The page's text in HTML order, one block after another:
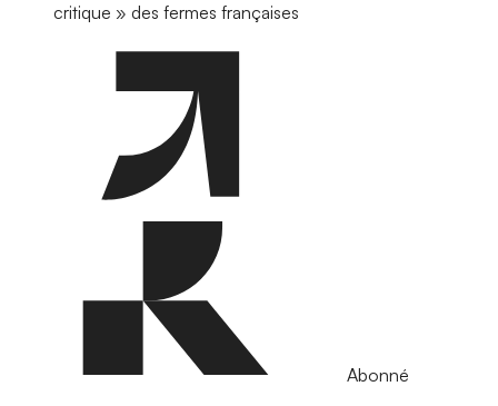
critique » des fermes françaises
Abonné